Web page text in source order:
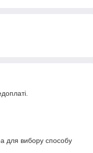
для вибору способу